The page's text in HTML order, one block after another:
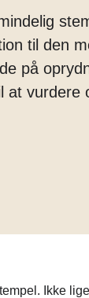
Tænder
til den
på
at
Ikke